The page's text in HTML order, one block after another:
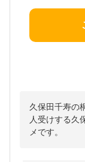
久保田千寿の
人受けする久
メです。